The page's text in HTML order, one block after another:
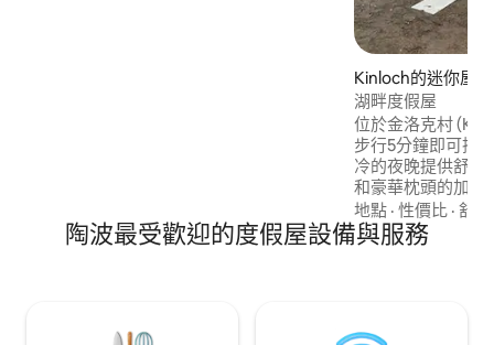
Kinloch的迷你屋
湖畔度假屋
位於金洛克村
步行5分鐘即可抵
冷的夜晚提供舒適
和豪華枕頭的加大
拉門通往私人露台
（電磁爐、鍋子、
機、茶和小冰箱
地點 ·性價比 ·舒
陶波最受歡迎的度假屋設備與服務